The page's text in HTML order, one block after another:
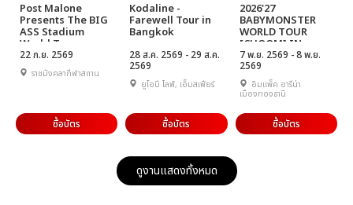
Post Malone
Presents The BIG
ASS Stadium
World Tour
22 ก.ย. 2569
ราชมังคลากีฬาสถาน
ซื้อบัตร
Kodaline -
Farewell Tour in
Bangkok
28 ส.ค. 2569 - 29 ส.ค.
2569
ยูโอบี ไลฟ์, เอ็มสเฟียร์
ซื้อบัตร
2026'27
BABYMONSTER
WORLD TOUR
[CHOOM] IN
BANGKOK
7 พ.ย. 2569 - 8 พ.ย.
2569
อิมแพ็ค อารีน่า
เมืองทองธานี
ซื้อบัตร
ดูงานแสดงทั้งหมด